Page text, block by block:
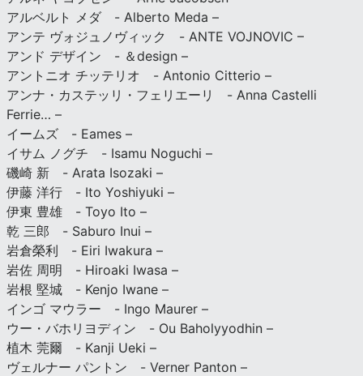
アルベルト メダ - Alberto Meda –
アンテ ヴォジュノヴィック - ANTE VOJNOVIC –
アンド デザイン - ＆design –
アントニオ チッテリオ - Antonio Citterio –
アンナ・カステッリ・フェリエーリ - Anna Castelli
Ferrie… –
イームズ - Eames –
イサム ノグチ - Isamu Noguchi –
磯崎 新 - Arata Isozaki –
伊藤 洋行 - Ito Yoshiyuki –
伊東 豊雄 - Toyo Ito –
乾 三郎 - Saburo Inui –
岩倉榮利 - Eiri Iwakura –
岩佐 周明 - Hiroaki Iwasa –
岩根 堅城 - Kenjo Iwane –
インゴ マウラー - Ingo Maurer –
ウー・バホリヨディン - Ou Baholyyodhin –
植木 莞爾 - Kanji Ueki –
ヴェルナー パントン - Verner Panton –